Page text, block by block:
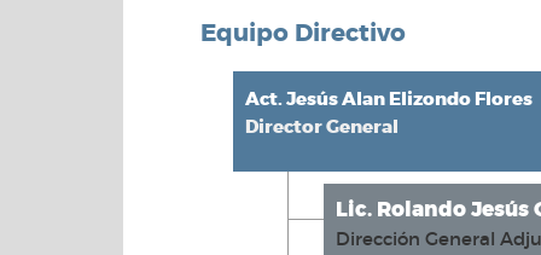
Equipo Directivo
Act. Jesús Alan Elizondo Flores
Director General
Lic. Rolando Jesús
Dirección General